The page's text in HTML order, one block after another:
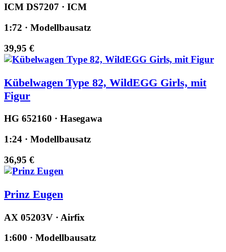
ICM DS7207 · ICM
1:72 · Modellbausatz
39,95 €
Kübelwagen Type 82, WildEGG Girls, mit
Figur
HG 652160 · Hasegawa
1:24 · Modellbausatz
36,95 €
Prinz Eugen
AX 05203V · Airfix
1:600 · Modellbausatz